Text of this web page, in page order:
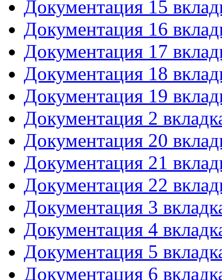
Документация 15
Документация 16
Документация 17
Документация 18
Документация 19
Документация 2
Документация 20
Документация 21
Документация 22
Документация 3
Документация 4
Документация 5
Документация 6